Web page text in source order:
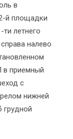
в
й площадки
летнего
налево
в приемный
с
нижней
грудной